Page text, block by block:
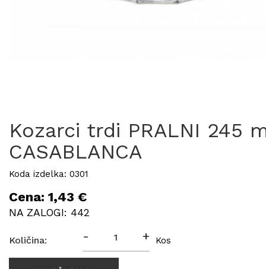
Kozarci trdi PRALNI 245
CASABLANCA
Koda izdelka: 0301
Cena: 1,43 €
NA ZALOGI: 442
Količina: - + Kos